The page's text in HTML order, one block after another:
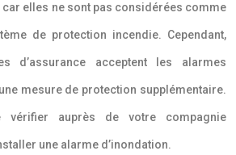
car elles ne sont pas considérées comme
de protection incendie. Cependant,
d’assurance acceptent les alarmes
mesure de protection supplémentaire.
vérifier auprès de votre compagnie
une alarme d’inondation.